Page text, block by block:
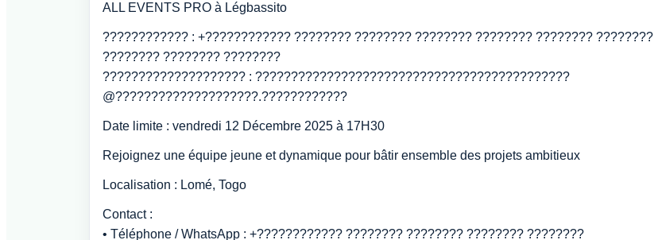
ALL EVENTS PRO à Légbassito
???????????? : +???????????? ???????? ???????? ???????? ???????? ???????? ????????
???????? ???????? ????????
???????????????????? : ????????????????????????????????????????????
@????????????????????.????????????
Date limite : vendredi 12 Décembre 2025 à 17H30
Rejoignez une équipe jeune et dynamique pour bâtir ensemble des projets ambitieux
Localisation : Lomé, Togo
Contact :
• Téléphone / WhatsApp : +???????????? ???????? ???????? ???????? ????????